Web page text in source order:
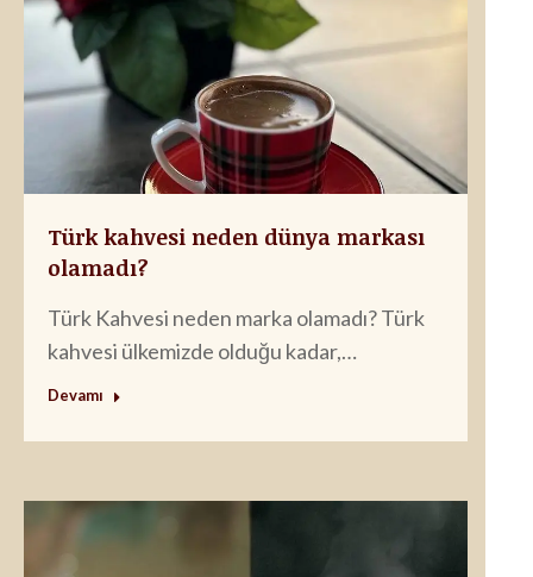
Türk kahvesi neden dünya markası
olamadı?
Türk Kahvesi neden marka olamadı? Türk
kahvesi ülkemizde olduğu kadar,…
Devamı